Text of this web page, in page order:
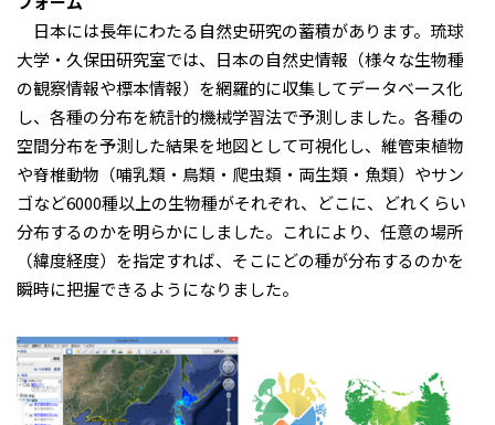
日本には長年にわたる自然史研究の蓄積があります。琉球
大学・久保田研究室では、日本の自然史情報（様々な生物種
の観察情報や標本情報）を網羅的に収集してデータベース化
し、各種の分布を統計的機械学習法で予測しました。各種の
空間分布を予測した結果を地図として可視化し、維管束植物
や脊椎動物（哺乳類・鳥類・爬虫類・両生類・魚類）やサン
ゴなど6000種以上の生物種がそれぞれ、どこに、どれくらい
分布するのかを明らかにしました。これにより、任意の場所
（緯度経度）を指定すれば、そこにどの種が分布するのかを
瞬時に把握できるようになりました。